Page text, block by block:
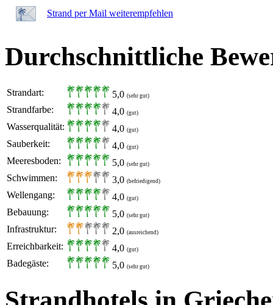
Strand per Mail weiterempfehlen
Durchschnittliche
Strandart: 5,0 (sehr gut)
Strandfarbe: 4,0 (gut)
Wasserqualität: 4,0 (gut)
Sauberkeit: 4,0 (gut)
Meeresboden: 5,0 (sehr gut)
Schwimmen: 3,0 (befriedigend)
Wellengang: 4,0 (gut)
Bebauung: 5,0 (sehr gut)
Infrastruktur: 2,0 (ausreichend)
Erreichbarkeit: 4,0 (gut)
Badegäste: 5,0 (sehr gut)